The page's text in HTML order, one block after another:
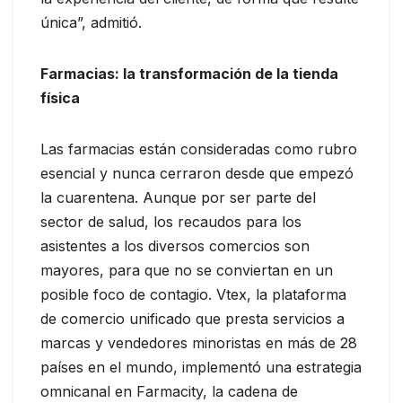
única”, admitió.
Farmacias: la transformación de la tienda
física
Las farmacias están consideradas como rubro
esencial y nunca cerraron desde que empezó
la cuarentena. Aunque por ser parte del
sector de salud, los recaudos para los
asistentes a los diversos comercios son
mayores, para que no se conviertan en un
posible foco de contagio. Vtex, la plataforma
de comercio unificado que presta servicios a
marcas y vendedores minoristas en más de 28
países en el mundo, implementó una estrategia
omnicanal en Farmacity, la cadena de